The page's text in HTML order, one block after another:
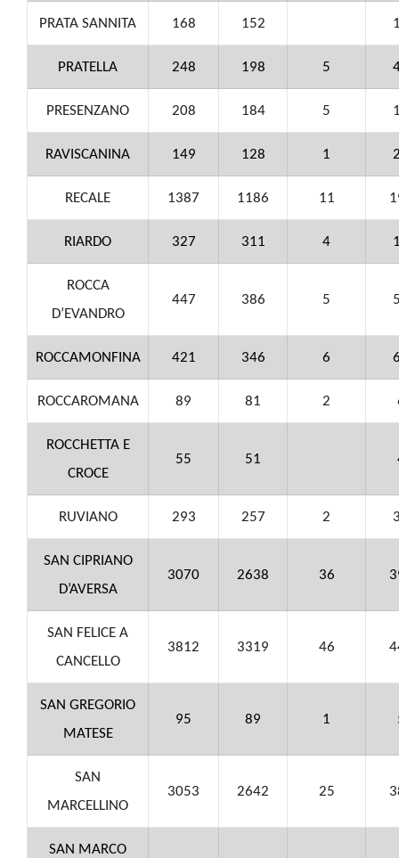
PRATA SANNITA 168 152
PRATELLA 248 198 5
PRESENZANO 208 184 5
RAVISCANINA 149 128 1
RECALE 1387 1186 11
RIARDO 327 311 4
ROCCA
D’EVANDRO
447 386 5
ROCCAMONFINA 421 346 6
ROCCAROMANA 89 81 2
ROCCHETTA E
CROCE
55 51
RUVIANO 293 257 2
SAN CIPRIANO
D’AVERSA
3070 2638 36
SAN FELICE A
CANCELLO
3812 3319 46
SAN GREGORIO
MATESE
95 89 1
SAN
MARCELLINO
3053 2642 25
SAN MARCO